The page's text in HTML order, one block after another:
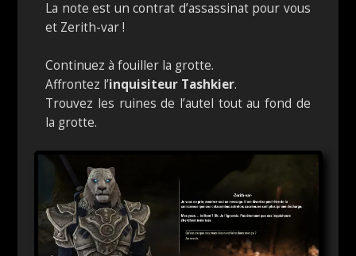
La note est un contrat d’assassinat pour vous
et Zerith-var !
Continuez à fouiller la grotte.
Affrontez l’inquisiteur Tashkier.
Trouvez les ruines de l’autel tout au fond de
la grotte.